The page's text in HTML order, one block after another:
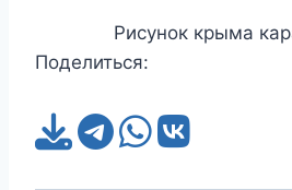
Рисунок крыма
Поделиться: